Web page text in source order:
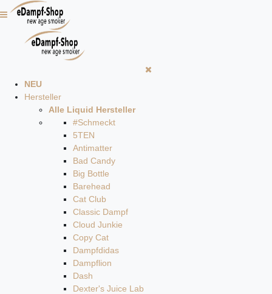
NEU
Hersteller
Alle Liquid Hersteller
#Schmeckt
5TEN
Antimatter
Bad Candy
Big Bottle
Barehead
Cat Club
Classic Dampf
Cloud Junkie
Copy Cat
Dampfdidas
Dampflion
Dash
Dexter's Juice Lab